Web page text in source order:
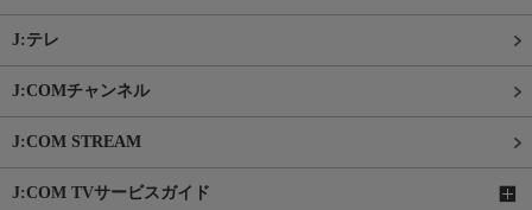
J:テレ
J:COMチャンネル
J:COM STREAM
J:COM TVサービスガイド